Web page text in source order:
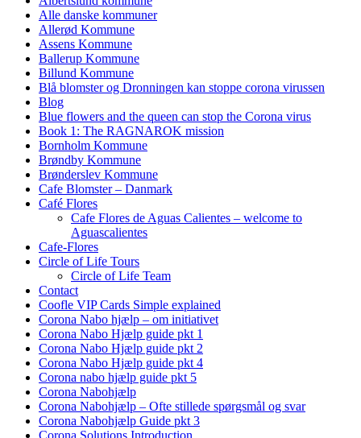
Alle danske kommuner
Allerød Kommune
Assens Kommune
Ballerup Kommune
Billund Kommune
Blå blomster og Dronningen kan stoppe corona virussen
Blog
Blue flowers and the queen can stop the Corona virus
Book 1: The RAGNAROK mission
Bornholm Kommune
Brøndby Kommune
Brønderslev Kommune
Cafe Blomster – Danmark
Café Flores
Cafe Flores de Aguas Calientes – welcome to
Aguascalientes
Cafe-Flores
Circle of Life Tours
Circle of Life Team
Contact
Coofle VIP Cards Simple explained
Corona Nabo hjælp – om initiativet
Corona Nabo Hjælp guide pkt 1
Corona Nabo Hjælp guide pkt 2
Corona Nabo Hjælp guide pkt 4
Corona nabo hjælp guide pkt 5
Corona Nabohjælp
Corona Nabohjælp – Ofte stillede spørgsmål og svar
Corona Nabohjælp Guide pkt 3